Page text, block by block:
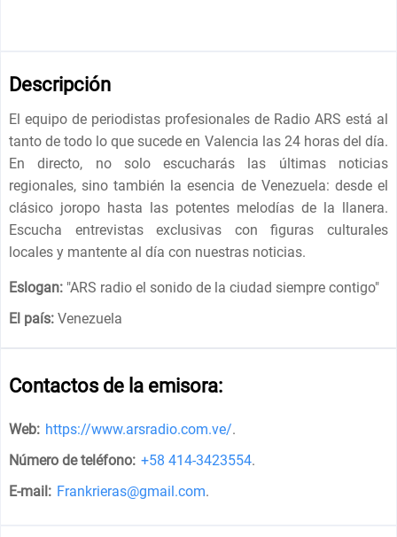
Descripción
El equipo de periodistas profesionales de Radio ARS está al
tanto de todo lo que sucede en Valencia las 24 horas del día.
En directo, no solo escucharás las últimas noticias
regionales, sino también la esencia de Venezuela: desde el
clásico joropo hasta las potentes melodías de la llanera.
Escucha entrevistas exclusivas con figuras culturales
locales y mantente al día con nuestras noticias.
Eslogan: "ARS radio el sonido de la ciudad siempre contigo"
El país: Venezuela
Contactos de la emisora:
Web: https://www.arsradio.com.ve/.
Número de teléfono: +58 414-3423554.
E-mail: Frankrieras@gmail.com.